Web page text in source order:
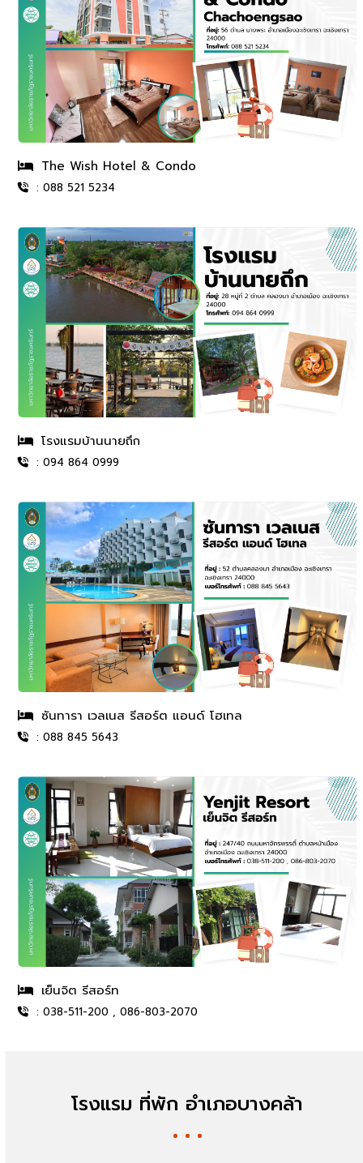
The Wish Hotel & Condo
: 088 521 5234
โรงแรมบ้านนายถึก
: 094 864 0999
ซันทารา เวลเนส รีสอร์ต แอนด์ โฮเทล
: 088 845 5643
เย็นจิต รีสอร์ท
: 038-511-200 , 086-803-2070
โรงแรม ที่พัก อำเภอบางคล้า